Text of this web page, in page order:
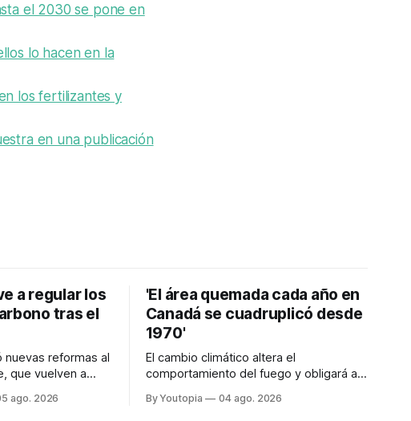
el 2030 se pone en
lo hacen en la
los fertilizantes y
en una publicación
a regular los
tras el
nuevas reformas al
que vuelven a
en 2024.
ago. 2026
'El área quemada cada año en
Canadá se cuadruplicó desde
1970'
El cambio climático altera el
comportamiento del fuego y obligará a
lo previene y combate, según el experto
By Youtopia 04 ago. 2026